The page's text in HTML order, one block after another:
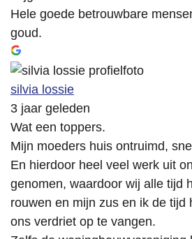
Hele goede betrouwbare
goud.
silvia lossie
3 jaar geleden
Wat een toppers.
Mijn moeders huis ontruimd,
En hierdoor heel veel werk uit
genomen, waardoor wij alle tijd
rouwen en mijn zus en ik de tijd
ons verdriet op te vangen.